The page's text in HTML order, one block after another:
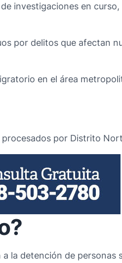
investigaciones en curso,
por delitos que afectan
en el área
por Distrito
la detención de personas